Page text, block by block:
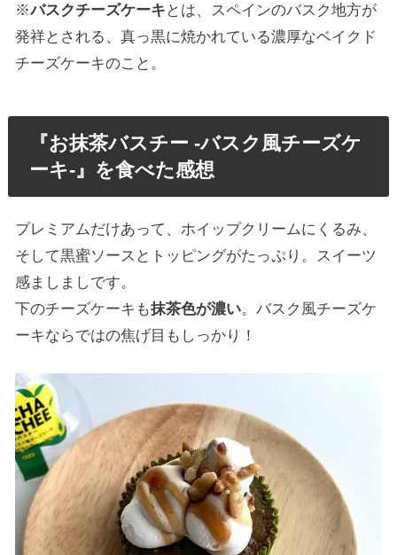
※バスクチーズケーキ とは、スペインのバスク地方が
発祥とされる、真っ黒に焼かれている濃厚なベイクド
チーズケーキのこと。
『お抹茶バスチー -バスク風チーズケ
ーキ-』を食べた感想
プレミアムだけあって、ホイップクリームにくるみ、
そして黒蜜ソースとトッピングがたっぷり。スイーツ
感ましましです。
下のチーズケーキも抹茶色が濃い。バスク風チーズケ
ーキならではの焦げ目もしっかり！